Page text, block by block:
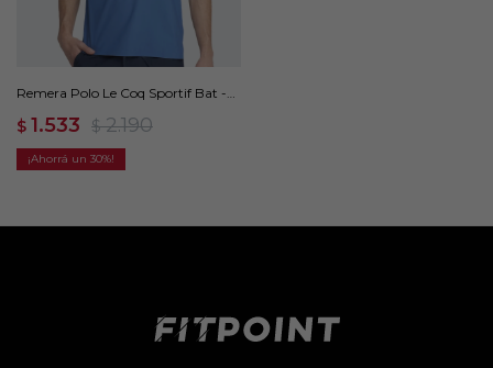
Remera Polo Le Coq Sportif Bat -
$ 1.533 $ 2.190
30